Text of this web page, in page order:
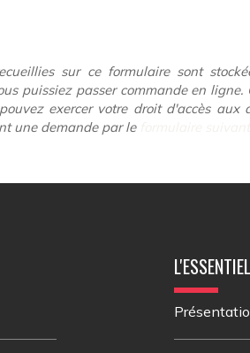
sur ce formulaire sont
puissiez passer commande en
exercer votre droit d'accès aux
une demande par le
L'ESSENTIEL